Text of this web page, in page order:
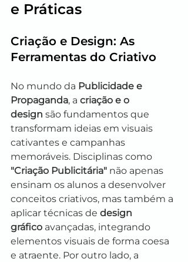
e Práticas
Criação e Design: As
Ferramentas do Criativo
No mundo da Publicidade e
Propaganda, a criação e o
design são fundamentos que
transformam ideias em visuais
cativantes e campanhas
memoráveis. Disciplinas como
"Criação Publicitária" não apenas
ensinam os alunos a desenvolver
conceitos criativos, mas também a
aplicar técnicas de design
gráfico avançadas, integrando
elementos visuais de forma coesa
e atraente. Por outro lado, a